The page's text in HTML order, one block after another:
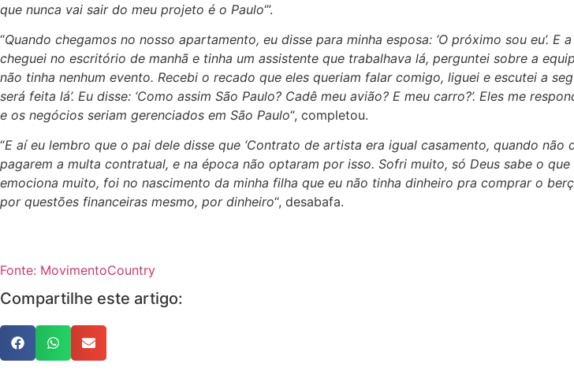
que nunca vai sair do meu projeto é o Paulo‘”.
“Quando chegamos no nosso apartamento, eu disse para minha esposa: ‘O próximo sou eu’.
cheguei no escritório de manhã e tinha um assistente que trabalhava lá, perguntei sobre a
não tinha nenhum evento. Recebi o recado que eles queriam falar comigo, liguei e escutei a
será feita lá’. Eu disse: ‘Como assim São Paulo? Cadê meu avião? E meu carro?’. Eles me
e os negócios seriam gerenciados em São Paulo“, completou.
“E aí eu lembro que o pai dele disse que ‘Contrato de artista era igual casamento, quando
pagarem a multa contratual, e na época não optaram por isso. Sofri muito, só Deus sabe o
emociona muito, foi no nascimento da minha filha que eu não tinha dinheiro pra comprar o
por questões financeiras mesmo, por dinheiro“, desabafa.
Fonte: MovimentoCountry
Compartilhe este artigo: